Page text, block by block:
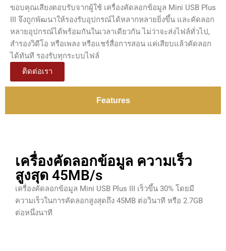
ขอบคุณเสียงตอบรับจากผู้ใช้ เครื่องคัดลอกข้อมูล Mini USB Plus
III จึงถูกพัฒนาให้รองรับอุปกรณ์ได้หลากหลายยิ่งขึ้น และคัดลอก
หลายอุปกรณ์ได้พร้อมกันในเวลาเดียวกัน ไม่ว่าจะส่งไฟล์ทั่วไป,
สำรองวิดีโอ หรือเพลง หรือแชร์สื่อการสอน แค่เสียบแล้วคัดลอก
ได้ทันที รองรับทุกระบบไฟล์
ติดต่อเรา
Features
เครื่องคัดลอกข้อมูล ความเร็ว
สูงสุด 45MB/s
เครื่องคัดลอกข้อมูล Mini USB Plus III เร็วขึ้น 30% โดยมี
ความเร็วในการคัดลอกสูงสุดถึง 45MB ต่อวินาที หรือ 2.7GB
ต่อหนึ่งนาที